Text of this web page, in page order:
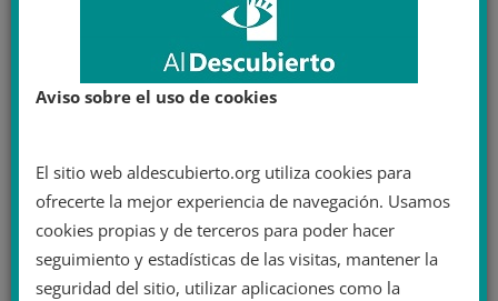
4 comentarios en «La Comisión
Europea condena los delitos de odio
e insta al cumplimiento de las leyes
Paco
el 7 mayo 2021 a las 18 h 42 min Enlace permanente
Aviso sobre el uso de cookies
El sitio web aldescubierto.org utiliza cookies para
ofrecerte la mejor experiencia de navegación. Usamos
cookies propias y de terceros para poder hacer
seguimiento y estadísticas de las visitas, mantener la
seguridad del sitio, utilizar aplicaciones como la